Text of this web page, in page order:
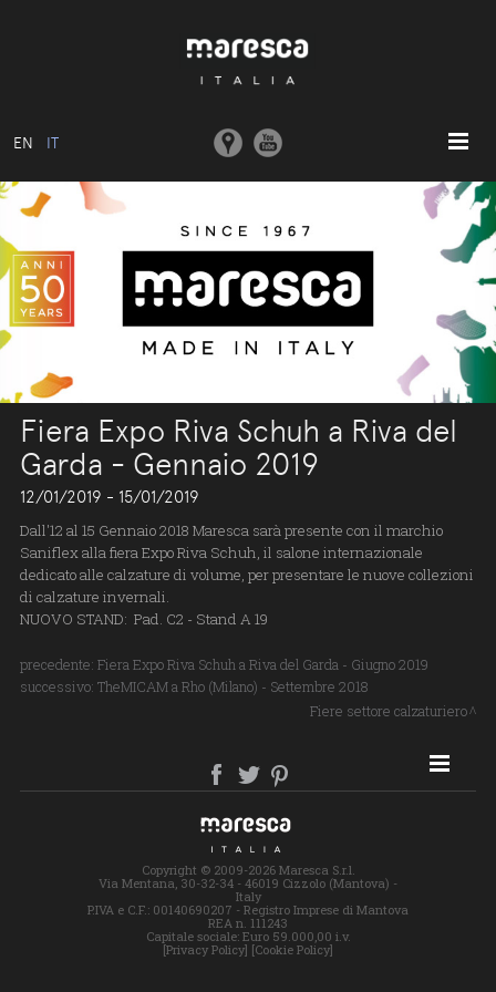
EN IT
ABOUT US
MODELLI BASE
COLLEZIONI
COMUNICAZIONE
CONTATTI
AREA RISERVATA
Fiera Expo Riva Schuh a Riva del
Garda - Gennaio 2019
12/01/2019 - 15/01/2019
Dall'12 al 15 Gennaio 2018 Maresca sarà presente con il marchio
Saniflex alla fiera Expo Riva Schuh, il salone internazionale
dedicato alle calzature di volume, per presentare le nuove collezioni
di calzature invernali.
NUOVO STAND: Pad. C2 - Stand A 19
precedente: Fiera Expo Riva Schuh a Riva del Garda - Giugno 2019
successivo: TheMICAM a Rho (Milano) - Settembre 2018
Fiere settore calzaturiero
SITE MAP
Copyright © 2009-2026 Maresca S.r.l.
Via Mentana, 30-32-34 - 46019 Cizzolo (Mantova) -
Italy
P.IVA e C.F.: 00140690207 - Registro Imprese di Mantova
REA n. 111243
Capitale sociale: Euro 59.000,00 i.v.
[Privacy Policy] [Cookie Policy]